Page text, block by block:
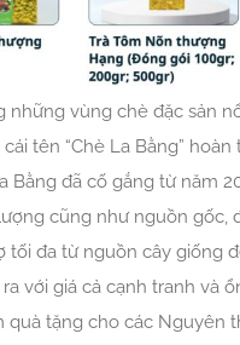
những vùng chè đặc sản
tên “Chè La Bằng”
Bằng đã cố gắng từ năm
cũng như nguồn gốc,
tối đa từ nguồn cây giống
với giá cả cạnh tranh và
tặng cho các Nguyên